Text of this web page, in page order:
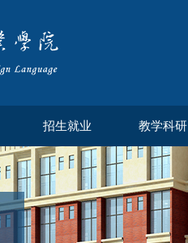
招生就业 教学科研